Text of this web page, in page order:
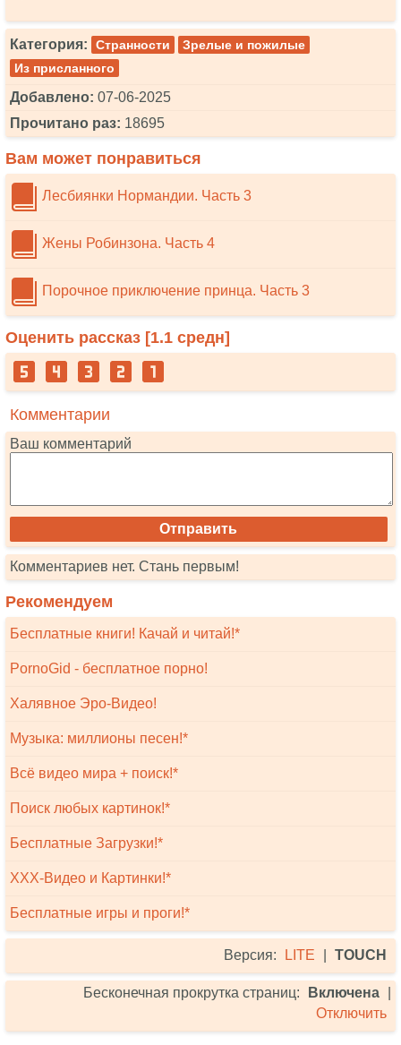
Категория: Странности
Зрелые и пожилые
Из присланного
Добавлено: 07-06-2025
Прочитано раз: 18695
Вам может понравиться
Лесбиянки Нормандии. Часть 3
Жены Робинзона. Часть 4
Порочное приключение принца. Часть 3
Оценить рассказ [1.1 средн]
Комментарии
Ваш комментарий
Комментариев нет. Стань первым!
Рекомендуем
Бесплатные книги! Качай и читай!*
PornoGid - бесплатное порно!
Халявное Эро-Видео!
Музыка: миллионы песен!*
Всё видео мира + поиск!*
Поиск любых картинок!*
Бесплатные Загрузки!*
XXX-Видео и Картинки!*
Бесплатные игры и проги!*
Версия: LITE TOUCH
Бесконечная прокрутка страниц: Включена
Отключить